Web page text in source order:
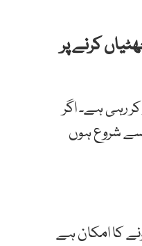
کرنے پر
رہی ہے۔ اگر
شروع ہوں
کا امکان ہے